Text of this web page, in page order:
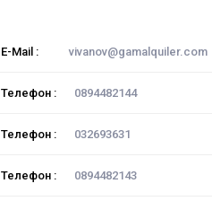
E-Mail : vivanov@gamalquiler.com
Телефон : 0894482144
Телефон : 032693631
Телефон : 0894482143